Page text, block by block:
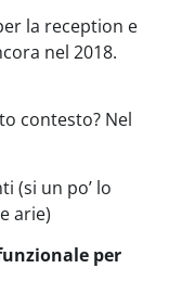
la reception e
nel 2018.
contesto? Nel
(si un po’ lo
arie)
per